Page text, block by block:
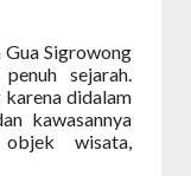
Gua Sigrowong
sejarah.
karena didalam
kawasannya
wisata,